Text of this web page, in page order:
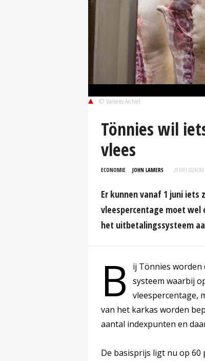
© Varkens Archief
Tönnies wil
vlees
ECONOMIE JOHN LAMERS 29 MEI 2024
Er kunnen vanaf 1 juni iets
vleespercentage moet wel
het uitbetalingssysteem
B
ij Tönnies worden
systeem waarbij
vleespercentage,
van het karkas worden
aantal indexpunten en
De basisprijs ligt nu op 60